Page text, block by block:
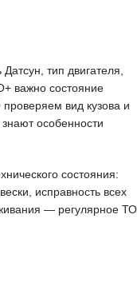
тип двигателя,
важно состояние
вид кузова и
особенности
состояния:
исправность всех
— регулярное ТО